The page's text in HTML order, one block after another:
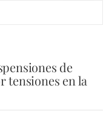
de
tensiones en la